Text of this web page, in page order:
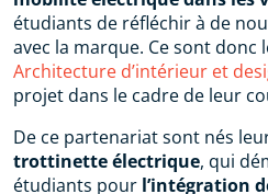
étudiants de réfléchir à de
avec la marque. Ce sont
Architecture d’intérieur et
projet dans le cadre de leur
De ce partenariat sont nés
trottinette électrique, qui
étudiants pour l’intégration